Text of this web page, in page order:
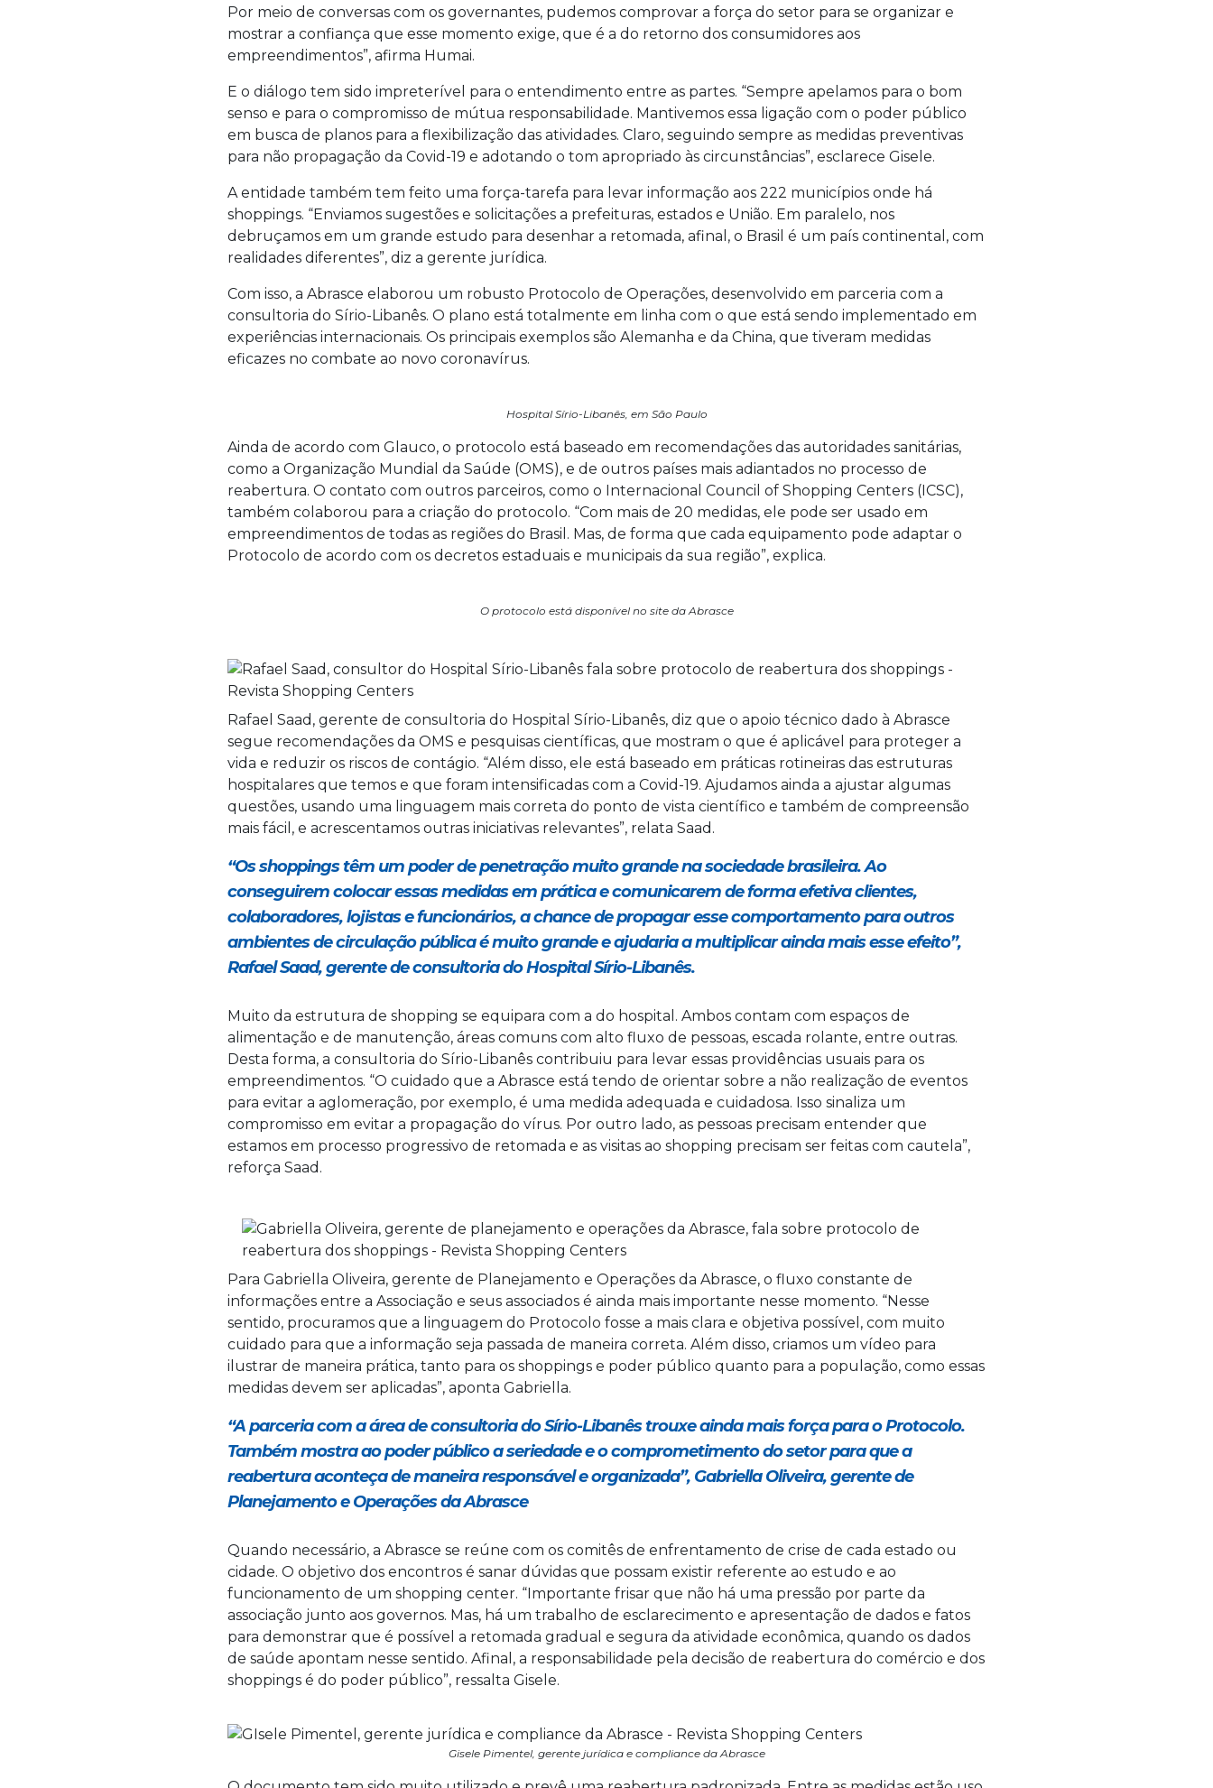
Por meio de conversas com os governantes, pudemos comprovar a força do setor para se organizar e
mostrar a confiança que esse momento exige, que é a do retorno dos consumidores aos
empreendimentos”, afirma Humai.
E o diálogo tem sido impreterível para o entendimento entre as partes. “Sempre apelamos para o bom
senso e para o compromisso de mútua responsabilidade. Mantivemos essa ligação com o poder público
em busca de planos para a flexibilização das atividades. Claro, seguindo sempre as medidas preventivas
para não propagação da Covid-19 e adotando o tom apropriado às circunstâncias”, esclarece Gisele.
A entidade também tem feito uma força-tarefa para levar informação aos 222 municípios onde há
shoppings. “Enviamos sugestões e solicitações a prefeituras, estados e União. Em paralelo, nos
debruçamos em um grande estudo para desenhar a retomada, afinal, o Brasil é um país continental, com
realidades diferentes”, diz a gerente jurídica.
Com isso, a Abrasce elaborou um robusto Protocolo de Operações, desenvolvido em parceria com a
consultoria do Sírio-Libanês. O plano está totalmente em linha com o que está sendo implementado em
experiências internacionais. Os principais exemplos são Alemanha e da China, que tiveram medidas
eficazes no combate ao novo coronavírus.
Hospital Sírio-Libanês, em São Paulo
Ainda de acordo com Glauco, o protocolo está baseado em recomendações das autoridades sanitárias,
como a Organização Mundial da Saúde (OMS), e de outros países mais adiantados no processo de
reabertura. O contato com outros parceiros, como o Internacional Council of Shopping Centers (ICSC),
também colaborou para a criação do protocolo. “Com mais de 20 medidas, ele pode ser usado em
empreendimentos de todas as regiões do Brasil. Mas, de forma que cada equipamento pode adaptar o
Protocolo de acordo com os decretos estaduais e municipais da sua região”, explica.
O protocolo está disponível no site da Abrasce
Rafael Saad, gerente de consultoria do Hospital Sírio-Libanês, diz que o apoio técnico dado à Abrasce
segue recomendações da OMS e pesquisas científicas, que mostram o que é aplicável para proteger a
vida e reduzir os riscos de contágio. “Além disso, ele está baseado em práticas rotineiras das estruturas
hospitalares que temos e que foram intensificadas com a Covid-19. Ajudamos ainda a ajustar algumas
questões, usando uma linguagem mais correta do ponto de vista científico e também de compreensão
mais fácil, e acrescentamos outras iniciativas relevantes”, relata Saad.
“Os shoppings têm um poder de penetração muito grande na sociedade brasileira. Ao
conseguirem colocar essas medidas em prática e comunicarem de forma efetiva clientes,
colaboradores, lojistas e funcionários, a chance de propagar esse comportamento para outros
ambientes de circulação pública é muito grande e ajudaria a multiplicar ainda mais esse efeito”,
Rafael Saad, gerente de consultoria do Hospital Sírio-Libanês.
Muito da estrutura de shopping se equipara com a do hospital. Ambos contam com espaços de
alimentação e de manutenção, áreas comuns com alto fluxo de pessoas, escada rolante, entre outras.
Desta forma, a consultoria do Sírio-Libanês contribuiu para levar essas providências usuais para os
empreendimentos. “O cuidado que a Abrasce está tendo de orientar sobre a não realização de eventos
para evitar a aglomeração, por exemplo, é uma medida adequada e cuidadosa. Isso sinaliza um
compromisso em evitar a propagação do vírus. Por outro lado, as pessoas precisam entender que
estamos em processo progressivo de retomada e as visitas ao shopping precisam ser feitas com cautela”,
reforça Saad.
Para Gabriella Oliveira, gerente de Planejamento e Operações da Abrasce, o fluxo constante de
informações entre a Associação e seus associados é ainda mais importante nesse momento. “Nesse
sentido, procuramos que a linguagem do Protocolo fosse a mais clara e objetiva possível, com muito
cuidado para que a informação seja passada de maneira correta. Além disso, criamos um vídeo para
ilustrar de maneira prática, tanto para os shoppings e poder público quanto para a população, como essas
medidas devem ser aplicadas”, aponta Gabriella.
“A parceria com a área de consultoria do Sírio-Libanês trouxe ainda mais força para o Protocolo.
Também mostra ao poder público a seriedade e o comprometimento do setor para que a
reabertura aconteça de maneira responsável e organizada”, Gabriella Oliveira, gerente de
Planejamento e Operações da Abrasce
Quando necessário, a Abrasce se reúne com os comitês de enfrentamento de crise de cada estado ou
cidade. O objetivo dos encontros é sanar dúvidas que possam existir referente ao estudo e ao
funcionamento de um shopping center. “Importante frisar que não há uma pressão por parte da
associação junto aos governos. Mas, há um trabalho de esclarecimento e apresentação de dados e fatos
para demonstrar que é possível a retomada gradual e segura da atividade econômica, quando os dados
de saúde apontam nesse sentido. Afinal, a responsabilidade pela decisão de reabertura do comércio e dos
shoppings é do poder público”, ressalta Gisele.
Gisele Pimentel, gerente jurídica e compliance da Abrasce